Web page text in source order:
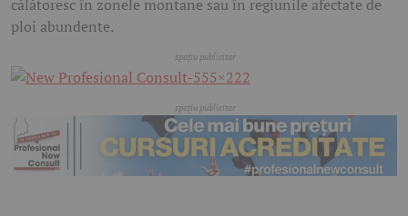
călătoresc în zonele montane sau în regiunile afectate de
ploi abundente.